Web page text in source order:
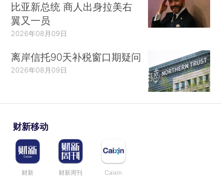
比亚新总统 商人出身拉美右
翼又一员
2026年08月09日
离岸信托90天补税窗口期疑问
2026年08月09日
财新移动
财新 财新周刊 Caixin